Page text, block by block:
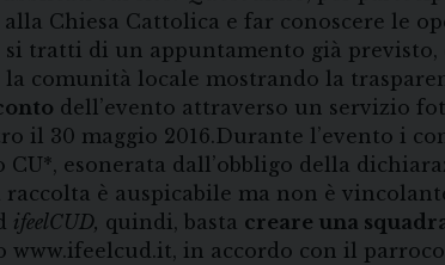
Chiesa Cattolica e far conoscere le
tratti di un appuntamento già previsto,
la comunità locale mostrando la
dell’evento attraverso un servizio
il 30 maggio 2016.Durante l’evento i
esonerata dall’obbligo della
è auspicabile ma non è
ifeelCUD, quindi, basta creare una
www.ifeelcud.it, in accordo con il